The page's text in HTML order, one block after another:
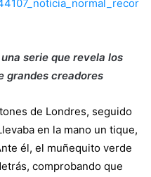
serie que revela los
grandes creadores
de Londres, seguido
en la mano un tique,
él, el muñequito verde
comprobando que